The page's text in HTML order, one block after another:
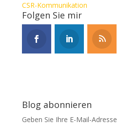
CSR-Kommunikation
Folgen Sie mir
Blog abonnieren
Geben Sie Ihre E-Mail-